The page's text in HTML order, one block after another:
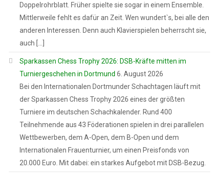
Doppelrohrblatt. Früher spielte sie sogar in einem Ensemble.
Mittlerweile fehlt es dafür an Zeit. Wen wundert`s, bei alle den
anderen Interessen. Denn auch Klavierspielen beherrscht sie,
auch […]
Sparkassen Chess Trophy 2026: DSB-Kräfte mitten im
Turniergeschehen in Dortmund 6. August 2026
Bei den Internationalen Dortmunder Schachtagen läuft mit
der Sparkassen Chess Trophy 2026 eines der größten
Turniere im deutschen Schachkalender. Rund 400
Teilnehmende aus 43 Föderationen spielen in drei parallelen
Wettbewerben, dem A-Open, dem B-Open und dem
Internationalen Frauenturnier, um einen Preisfonds von
20.000 Euro. Mit dabei: ein starkes Aufgebot mit DSB-Bezug.